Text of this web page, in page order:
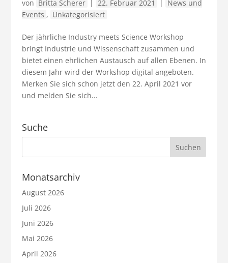
von Britta Scherer | 22. Februar 2021 |
News und
Events , Unkategorisiert
Der jährliche Industry meets Science Workshop
bringt Industrie und Wissenschaft zusammen und
bietet einen ehrlichen Austausch auf allen Ebenen. In
diesem Jahr wird der Workshop digital angeboten.
Merken Sie sich schon jetzt den 22. April 2021 vor
und melden Sie sich...
Suche
Monatsarchiv
August 2026
Juli 2026
Juni 2026
Mai 2026
April 2026